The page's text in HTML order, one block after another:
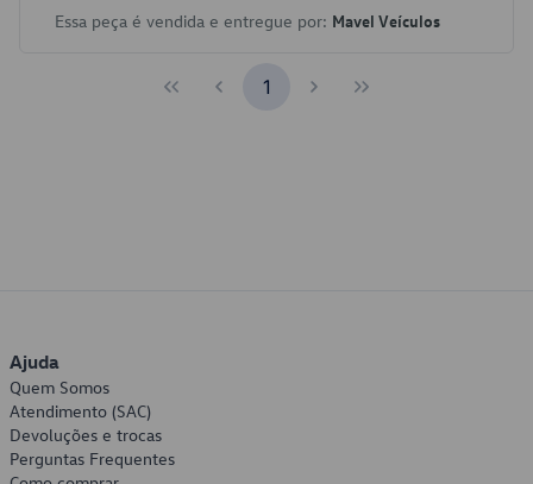
Essa peça é vendida e entregue por: Mavel Veículos
1
Ajuda
Quem Somos
Atendimento (SAC)
Devoluções e trocas
Perguntas Frequentes